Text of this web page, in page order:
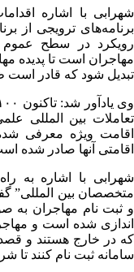
شهرابی با اشاره
برنامه‌های ترویجی از
رویکرد در سطح عموم
مهاجران است تا پدیده
تبدیل شود که قادر است
تعاملات بین المللی
اقامت ویژه معرفی
اقامتی آنها صادر شده
شهرابی با اشاره به
متخصصان بین المللی”
اندازی شده است و
که در خارج هستند و قصد
سامانه ثبت نام کنند تا